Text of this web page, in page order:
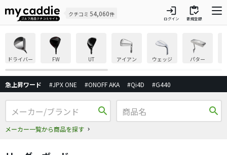
クチコミ 54,060件 login
ログイン
inventory
新規登録
ドライバー FW UT アイアン ウェッジ パター
急上昇ワード #JPX ONE #ONOFF AKA #Qi4D #G440
search
メーカー一覧から商品を探す
search